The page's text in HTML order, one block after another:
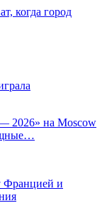
когда город
на Moscow
Францией и